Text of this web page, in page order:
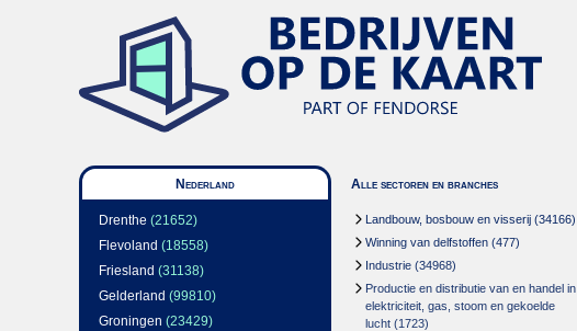
Nederland
Drenthe (21652)
Flevoland (18558)
Friesland (31138)
Gelderland (99810)
Groningen (23429)
Alle sectoren en branches
Landbouw, bosbouw en visserij (34166)
Winning van delfstoffen (477)
Industrie (34968)
Productie en distributie van en handel in
elektriciteit, gas, stoom en gekoelde
lucht (1723)